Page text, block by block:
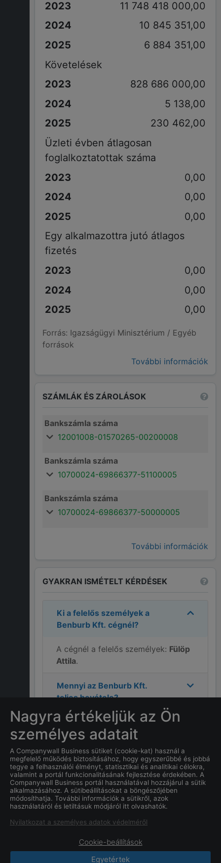
11 748 418 000,00
10 845 351,00
6 884 351,00
Követelések
828 686 000,00
5 138,00
230 462,00
Üzleti évben átlagosan
foglalkoztatottak száma
0,00
0,00
0,00
Egy alkalmazottra jutó átlagos
fizetés
0,00
0,00
0,00
Forrás: Igazságügyi Minisztérium / Egyéb
források
További információk
SZÁMLÁK ÉS ZÁROLÁSOK
Bankszámla száma
12001008-01570265-00200008
Bankszámla száma
10700024-69866377-51100005
Bankszámla száma
10700024-69866377-50000005
További információk
GYAKRAN ISMÉTELT KÉRDÉSEK
Ki a felelős személyek a
Benburb Kft. cégnél?
A cégnél a felelős személyek: Fülöp
Attila.
Mennyi az Benburb Kft.
teljes bevétele?
Mekkora a nyereség a
2025 -as évre vonatkozóan a
Benburb Kft.
cégnél?
MiBenburb Kft.címe?
Mi aBenburb Kft.cég
alapításának dátuma?
CompanyWall Business © 2026
Nagyra értékeljük az Ön
személyes adatait
A Companywall Business sütiket (cookie-kat) használ a
megfelelő működés biztosításához, hogy egyszerűbbé és jobbá
tegye a felhasználói élményt, statisztikai és analitikai célokra,
valamint a portál funkcionalitásának fejlesztése érdekében. A
Companywall Business portál használatával hozzájárul a sütik
alkalmazásához. A sütibeállításokat a böngészőjében
módosíthatja. További információk a sütikről, azok
használatáról és letiltásuk módjáról itt olvashatók.
Nyilatkozat a személyes adatok védelméről
Cookie-beállítások
Egyetértek